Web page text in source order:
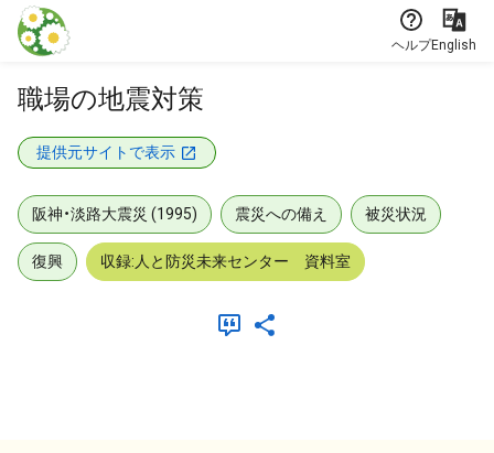
本文に飛ぶ
ヘルプEnglish
職場の地震対策
提供元サイトで表示
阪神・淡路大震災 (1995) 震災への備え 被災状況
復興 収録:人と防災未来センター 資料室